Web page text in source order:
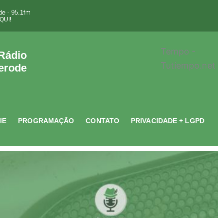
- 95.1fm
Tempo -
Tutiempo.net
PROGRAMAÇÃO CONTATO PRIVACIDADE + LGPD